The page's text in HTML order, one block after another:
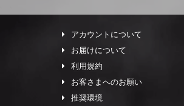
アカウントについて
お届けについて
利用規約
お客さまへのお願い
推奨環境